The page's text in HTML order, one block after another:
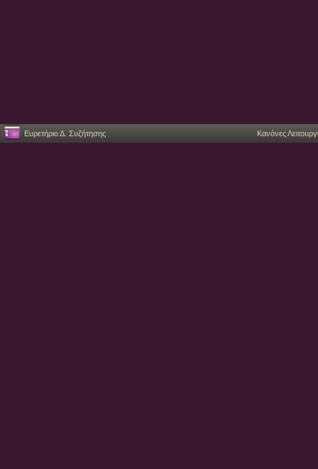
Ευρετήριο Δ. Συζήτησης Κανόνες